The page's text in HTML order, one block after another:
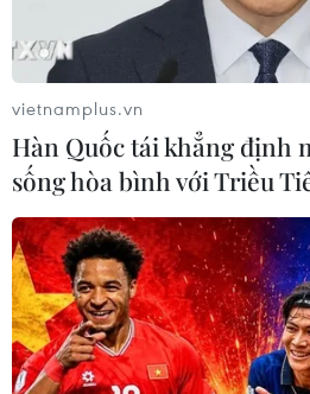
vietnamplus.vn
Hàn Quốc tái khẳng định
sống hòa bình với Triều